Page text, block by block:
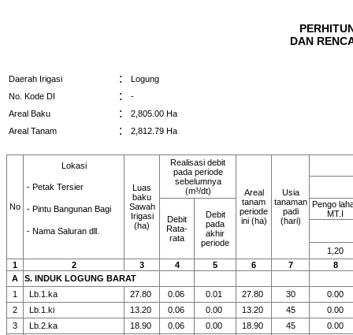
DAN
Daerah Irigasi :
Logung
No. Kode DI
:
-
Areal Baku
:
2,805.00 Ha
Areal Tanam
: 2,812.79 Ha
No
Lokasi
Luas
baku
Sawah
Irigasi
(ha)
Realisasi debit
pada periode
sebelumnya
(m³/dt)
Areal
tanam
periode
ini (ha)
Usia
tanaman
padi
(hari)
- Petak Tersier
- Pintu Bangunan Bagi
Debit
Rata-
rata
Debit
pada
akhir
periode
Pengo
MT.I
- Nama Saluran dll.
1,20
1
2 3 4 5 6 7
8
A
S. INDUK LOGUNG BARAT
1
Lb.1.ka 27.80 0.06 0.01 27.80 30
0.00
2
Lb.1.ki 13.20 0.06 0.00 13.20 45
0.00
3
Lb.2.ka 18.90 0.06 0.00 18.90 45
0.00